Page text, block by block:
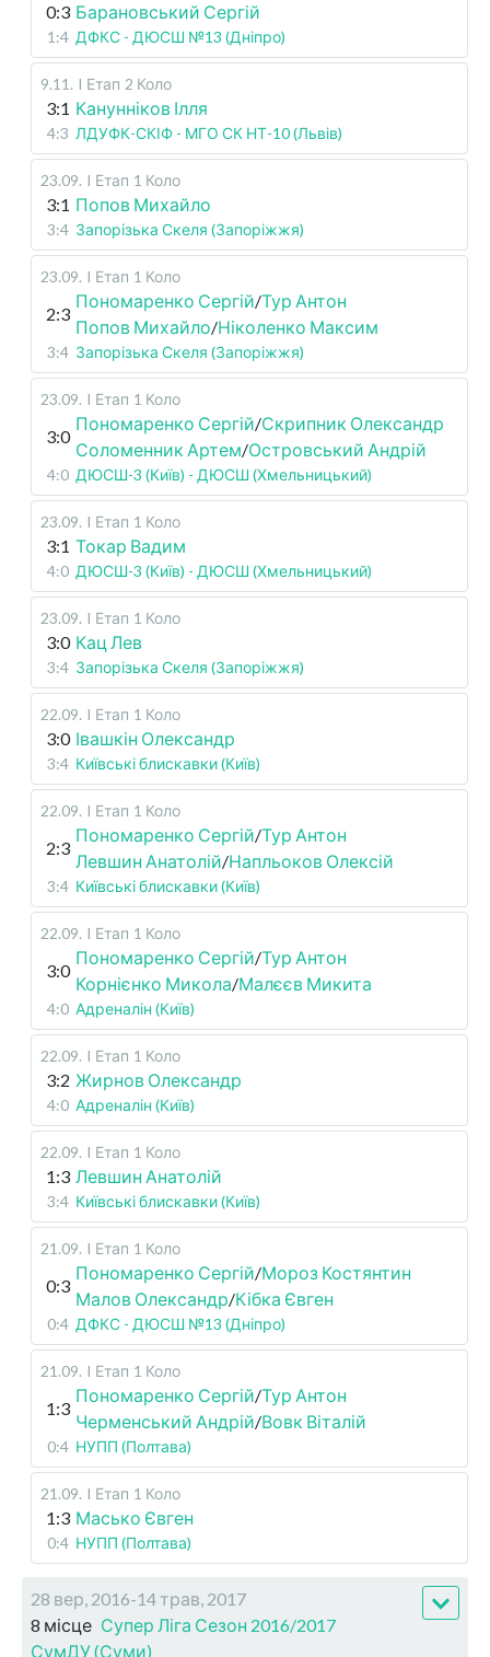
0:3 Барановський Сергій
1:4 ДФКС - ДЮСШ №13 (Дніпро)
9.11 . I Етап 2 Коло
3:1 Канунніков Ілля
4:3 ЛДУФК-СКІФ - МГО СК НТ-10 (Львів)
23.09. I Етап 1 Коло
3:1 Попов Михайло
3:4 Запорізька Скеля (Запоріжжя)
23.09. I Етап 1 Коло
2:3
Пономаренко Сергій/Тур Антон
Попов Михайло/Ніколенко Максим
3:4 Запорізька Скеля (Запоріжжя)
23.09. I Етап 1 Коло
3:0
Пономаренко Сергій/Скрипник Олександр
Соломенник Артем/Островський Андрій
4:0 ДЮСШ-3 (Київ) - ДЮСШ (Хмельницький)
23.09. I Етап 1 Коло
3:1 Токар Вадим
4:0 ДЮСШ-3 (Київ) - ДЮСШ (Хмельницький)
23.09. I Етап 1 Коло
3:0 Кац Лев
3:4 Запорізька Скеля (Запоріжжя)
22.09. I Етап 1 Коло
3:0 Івашкін Олександр
3:4 Київські блискавки (Київ)
22.09. I Етап 1 Коло
2:3
Пономаренко Сергій/Тур Антон
Левшин Анатолій/Напльоков Олексій
3:4 Київські блискавки (Київ)
22.09. I Етап 1 Коло
3:0
Пономаренко Сергій/Тур Антон
Корнієнко Микола/Малєєв Микита
4:0 Адреналін (Київ)
22.09. I Етап 1 Коло
3:2 Жирнов Олександр
4:0 Адреналін (Київ)
22.09. I Етап 1 Коло
1:3 Левшин Анатолій
3:4 Київські блискавки (Київ)
21.09. I Етап 1 Коло
0:3
Пономаренко Сергій/Мороз Костянтин
Малов Олександр/Кібка Євген
0:4 ДФКС - ДЮСШ №13 (Дніпро)
21.09. I Етап 1 Коло
1:3
Пономаренко Сергій/Тур Антон
Черменський Андрій/Вовк Віталій
0:4 НУПП (Полтава)
21.09. I Етап 1 Коло
1:3 Масько Євген
0:4 НУПП (Полтава)
28 вер, 2016-14 трав, 2017
8 місце Супер Ліга Сезон 2016/2017
СумДУ (Суми)